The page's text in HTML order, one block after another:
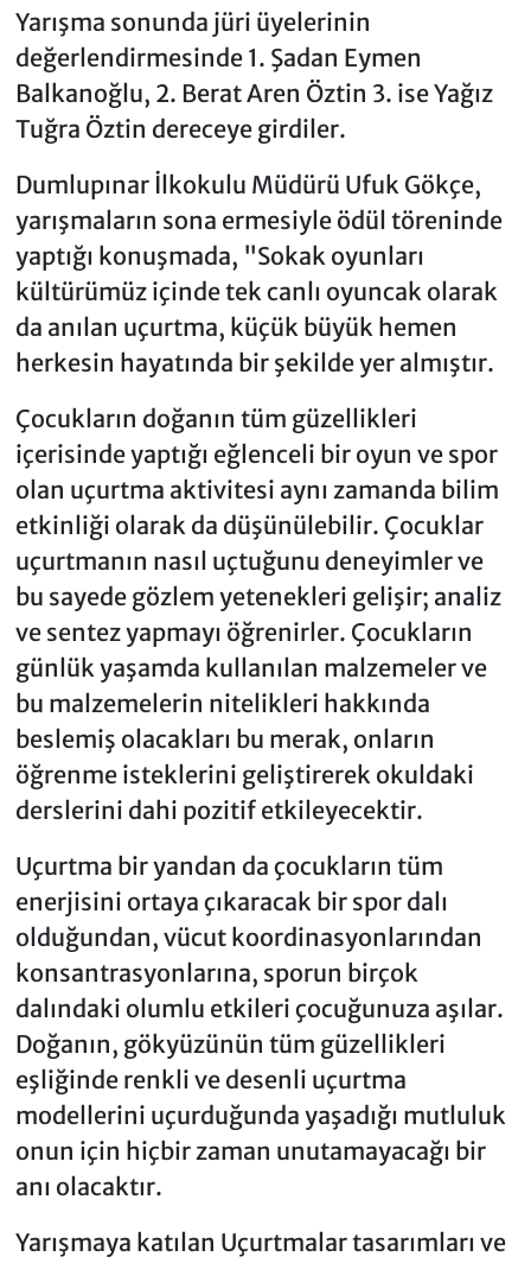
Yarışma sonunda jüri üyelerinin
değerlendirmesinde 1. Şadan Eymen
Balkanoğlu, 2. Berat Aren Öztin 3. ise Yağız
Tuğra Öztin dereceye girdiler.
Dumlupınar İlkokulu Müdürü Ufuk Gökçe,
yarışmaların sona ermesiyle ödül töreninde
yaptığı konuşmada, "Sokak oyunları
kültürümüz içinde tek canlı oyuncak olarak
da anılan uçurtma, küçük büyük hemen
herkesin hayatında bir şekilde yer almıştır.
Çocukların doğanın tüm güzellikleri
içerisinde yaptığı eğlenceli bir oyun ve spor
olan uçurtma aktivitesi aynı zamanda bilim
etkinliği olarak da düşünülebilir. Çocuklar
uçurtmanın nasıl uçtuğunu deneyimler ve
bu sayede gözlem yetenekleri gelişir; analiz
ve sentez yapmayı öğrenirler. Çocukların
günlük yaşamda kullanılan malzemeler ve
bu malzemelerin nitelikleri hakkında
beslemiş olacakları bu merak, onların
öğrenme isteklerini geliştirerek okuldaki
derslerini dahi pozitif etkileyecektir.
Uçurtma bir yandan da çocukların tüm
enerjisini ortaya çıkaracak bir spor dalı
olduğundan, vücut koordinasyonlarından
konsantrasyonlarına, sporun birçok
dalındaki olumlu etkileri çocuğunuza aşılar.
Doğanın, gökyüzünün tüm güzellikleri
eşliğinde renkli ve desenli uçurtma
modellerini uçurduğunda yaşadığı mutluluk
onun için hiçbir zaman unutamayacağı bir
anı olacaktır.
Yarışmaya katılan Uçurtmalar tasarımları ve